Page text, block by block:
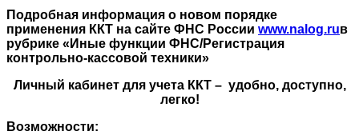
Подробная информация о новом порядке
применения ККТ на сайте ФНС России www.nalog.ruв
рубрике «Иные функции ФНС/Регистрация
контрольно-кассовой техники»
Личный кабинет для учета ККТ – удобно, доступно,
легко!
Возможности: